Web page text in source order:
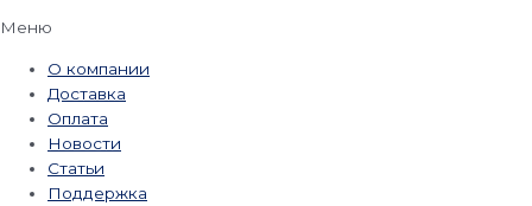
Меню
О компании
Доставка
Оплата
Новости
Статьи
Поддержка